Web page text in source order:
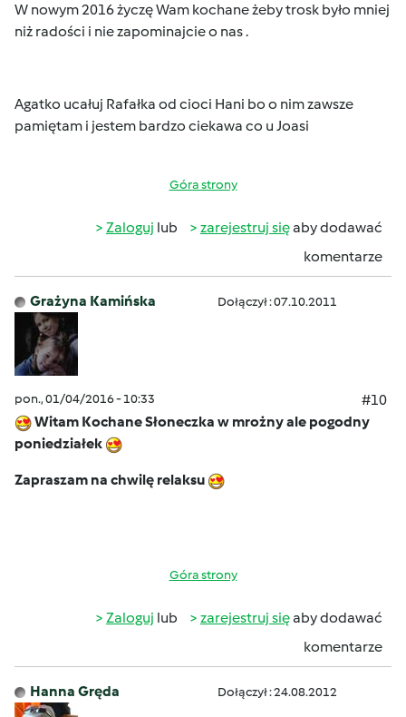
W nowym 2016 życzę Wam kochane żeby trosk było mniej
niż radości i nie zapominajcie o nas .
Agatko ucałuj Rafałka od cioci Hani bo o nim zawsze
pamiętam i jestem bardzo ciekawa co u Joasi
Góra strony
Zaloguj lub zarejestruj sięaby dodawać
komentarze
Grażyna Kamińska Dołączył : 07.10.2011
pon., 01/04/2016 - 10:33
#10
Witam Kochane Słoneczka w mrożny ale pogodny
poniedziałek
Zapraszam na chwilę relaksu
Góra strony
Zaloguj lub zarejestruj sięaby dodawać
komentarze
Hanna Gręda Dołączył : 24.08.2012